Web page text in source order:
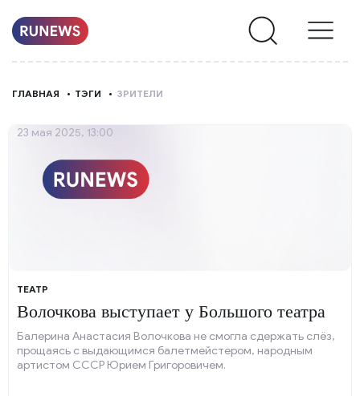
ГЛАВНАЯ ТЭГИ ЗРИТЕЛИ
ТЕАТР
Волочкова выступает у Большого театра
Балерина Анастасия Волочкова не смогла сдержать слёз,
прощаясь с выдающимся балетмейстером, народным
артистом СССР Юрием Григоровичем.
23 мая 2025, 13:00